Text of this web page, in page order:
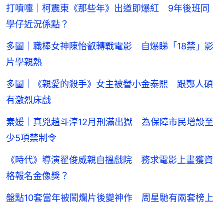
打噴嚏｜柯震東《那些年》出道即爆紅 9年後班同
學仔近況係點？
多圖｜職棒女神陳怡叡轉戰電影 自爆睇「18禁」影
片學親熱
多圖｜《親愛的殺手》女主被譽小金泰熙 跟鄭人碩
有激烈床戲
素媛｜真兇趙斗淳12月刑滿出獄 為保障市民增設至
少5項禁制令
《時代》導演翟俊威親自搵戲院 務求電影上畫獲資
格報名金像獎？
盤點10套當年被鬧爛片後變神作 周星馳有兩套榜上